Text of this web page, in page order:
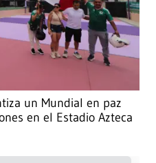
un Mundial en paz
en el Estadio Azteca